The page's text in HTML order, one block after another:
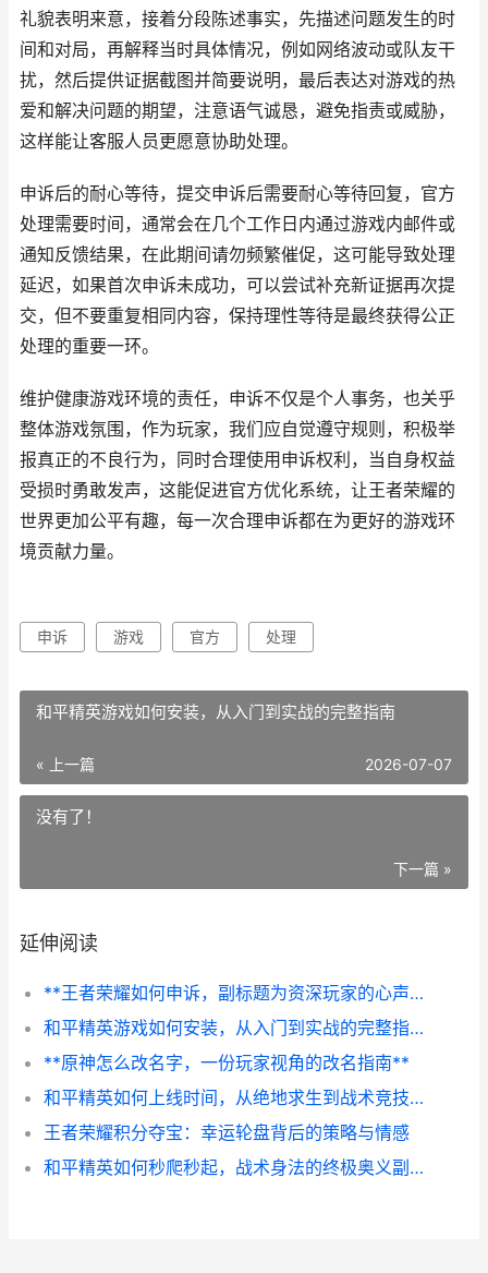
礼貌表明来意，接着分段陈述事实，先描述问题发生的时
间和对局，再解释当时具体情况，例如网络波动或队友干
扰，然后提供证据截图并简要说明，最后表达对游戏的热
爱和解决问题的期望，注意语气诚恳，避免指责或威胁，
这样能让客服人员更愿意协助处理。
申诉后的耐心等待，提交申诉后需要耐心等待回复，官方
处理需要时间，通常会在几个工作日内通过游戏内邮件或
通知反馈结果，在此期间请勿频繁催促，这可能导致处理
延迟，如果首次申诉未成功，可以尝试补充新证据再次提
交，但不要重复相同内容，保持理性等待是最终获得公正
处理的重要一环。
维护健康游戏环境的责任，申诉不仅是个人事务，也关乎
整体游戏氛围，作为玩家，我们应自觉遵守规则，积极举
报真正的不良行为，同时合理使用申诉权利，当自身权益
受损时勇敢发声，这能促进官方优化系统，让王者荣耀的
世界更加公平有趣，每一次合理申诉都在为更好的游戏环
境贡献力量。
申诉 游戏 官方 处理
和平精英游戏如何安装，从入门到实战的完整指南
« 上一篇 2026-07-07
没有了！
下一篇 »
延伸阅读
**王者荣耀如何申诉，副标题为资深玩家的心声与策略**
和平精英游戏如何安装，从入门到实战的完整指南
**原神怎么改名字，一份玩家视角的改名指南**
和平精英如何上线时间，从绝地求生到战术竞技的蜕变
王者荣耀积分夺宝：幸运轮盘背后的策略与情感
和平精英如何秒爬秒起，战术身法的终极奥义副标题，从匍匐到奔袭的电光石火